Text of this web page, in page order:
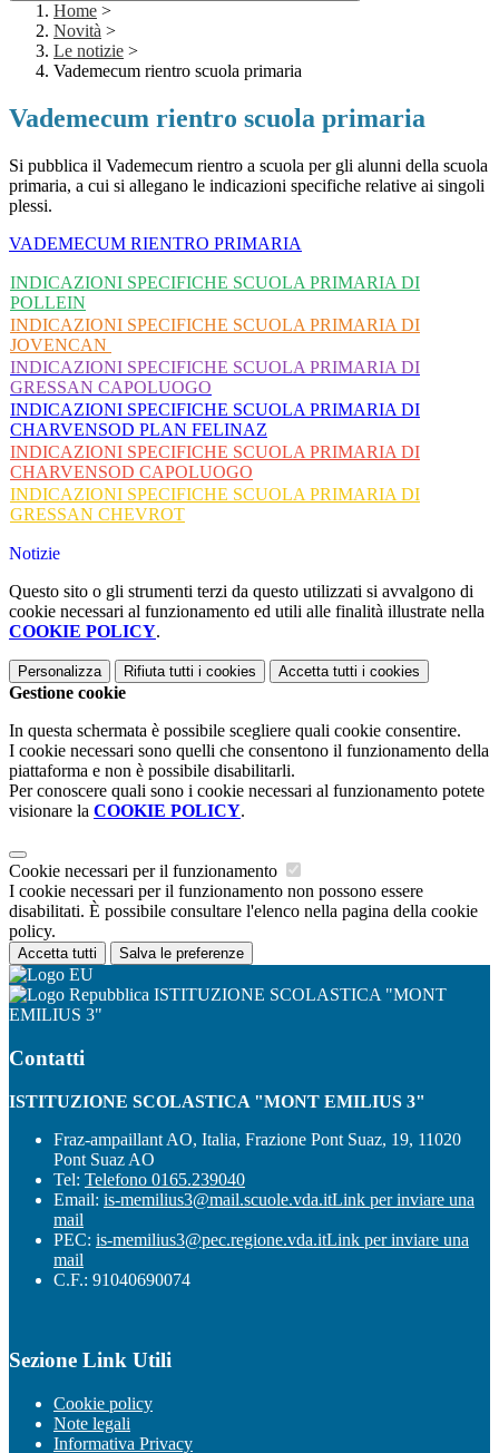
Home >
Novità >
Le notizie >
Vademecum rientro scuola primaria
Vademecum rientro scuola primaria
Si pubblica il Vademecum rientro a scuola per gli alunni della scuola
primaria, a cui si allegano le indicazioni specifiche relative ai singoli
plessi.
VADEMECUM RIENTRO PRIMARIA
INDICAZIONI SPECIFICHE SCUOLA PRIMARIA DI
POLLEIN
INDICAZIONI SPECIFICHE SCUOLA PRIMARIA DI
JOVENCAN
INDICAZIONI SPECIFICHE SCUOLA PRIMARIA DI
GRESSAN CAPOLUOGO
INDICAZIONI SPECIFICHE SCUOLA PRIMARIA DI
CHARVENSOD PLAN FELINAZ
INDICAZIONI SPECIFICHE SCUOLA PRIMARIA DI
CHARVENSOD CAPOLUOGO
INDICAZIONI SPECIFICHE SCUOLA PRIMARIA DI
GRESSAN CHEVROT
Notizie
Questo sito o gli strumenti terzi da questo utilizzati si avvalgono di
cookie necessari al funzionamento ed utili alle finalità illustrate nella
COOKIE POLICY.
Personalizza Rifiuta tutti i cookies Accetta tutti i cookies
Gestione cookie
In questa schermata è possibile scegliere quali cookie consentire.
I cookie necessari sono quelli che consentono il funzionamento della
piattaforma e non è possibile disabilitarli.
Per conoscere quali sono i cookie necessari al funzionamento potete
visionare la COOKIE POLICY.
Cookie necessari per il funzionamento
I cookie necessari per il funzionamento non possono essere
disabilitati. È possibile consultare l'elenco nella pagina della cookie
policy.
Accetta tutti Salva le preferenze
ISTITUZIONE SCOLASTICA "MONT
EMILIUS 3"
Contatti
ISTITUZIONE SCOLASTICA "MONT EMILIUS 3"
Fraz-ampaillant AO, Italia, Frazione Pont Suaz, 19, 11020
Pont Suaz AO
Tel: Telefono 0165.239040
Email: is-memilius3@mail.scuole.vda.itLink per inviare una
mail
PEC: is-memilius3@pec.regione.vda.itLink per inviare una
mail
C.F.: 91040690074
Sezione Link Utili
Cookie policy
Note legali
Informativa Privacy